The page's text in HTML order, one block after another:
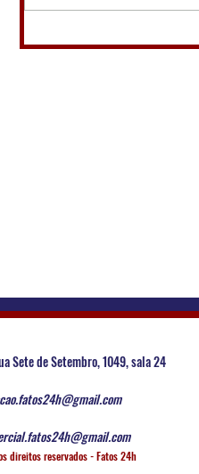
Sete de Setembro, 1049, sala 24
direitos reservados - Fatos 24h